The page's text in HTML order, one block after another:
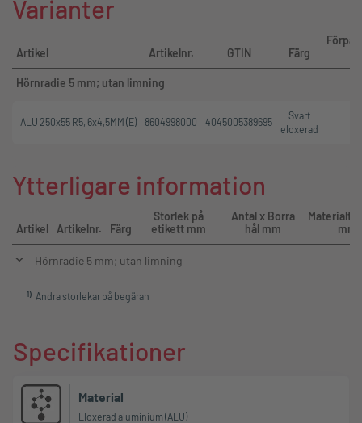
Varianter
Artikel Artikelnr. GTIN Färg
Hörnradie 5 mm; utan limning
ALU 250x55 R5, 6x4,5MM (E) 8604998000 4045005389695
Svart
eloxerad
Ytterligare information
Artikel Artikelnr. Färg
Storlek på
etikett mm
Antal x Borra
hål mm
mm
Hörnradie 5 mm; utan limning
1) Andra storlekar på begäran
Specifikationer
Material
Eloxerad aluminium (ALU)